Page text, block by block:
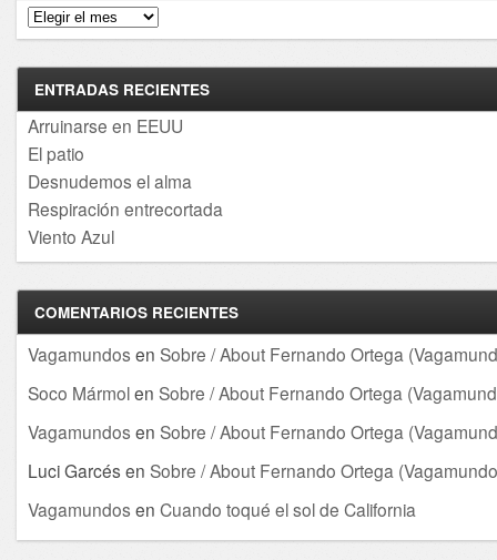
Archivos
ENTRADAS RECIENTES
Arruinarse en EEUU
El patio
Desnudemos el alma
Respiración entrecortada
Viento Azul
COMENTARIOS RECIENTES
Vagamundos en Sobre / About Fernando Ortega
Soco Mármolen Sobre / About Fernando Ortega
Vagamundos en Sobre / About Fernando Ortega
Luci Garcés en Sobre / About Fernando Ortega
Vagamundos en Cuando toqué el sol de California